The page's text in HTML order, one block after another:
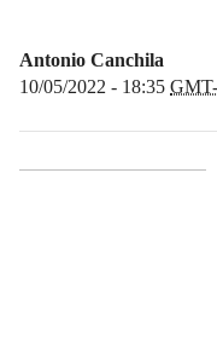
Antonio Canchila
10/05/2022 - 18:35